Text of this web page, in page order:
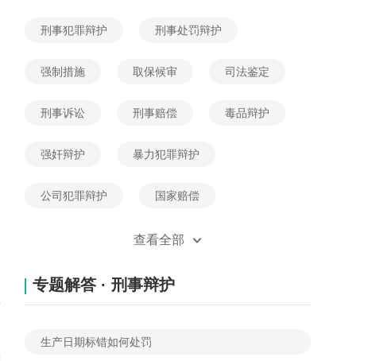
2026-06-04 05:37:20 网友提问
刑事犯罪辩护 刑事处罚辩护
强制措施 取保候审 司法鉴定
刑事诉讼 刑事赔偿 毒品辩护
强奸辩护 暴力犯罪辩护
公司犯罪辩护 国家赔偿
死刑辩护
贪污受贿辩护 刑事风险防控
查看全部
专题解答 · 刑事辩护
生产日期标错如何处罚